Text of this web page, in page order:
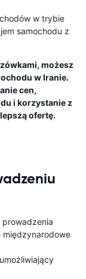
w trybie
samochodu z
możesz
w Iranie.
cen,
i korzystanie z
ofertę.
prowadzenia
międzynarodowe